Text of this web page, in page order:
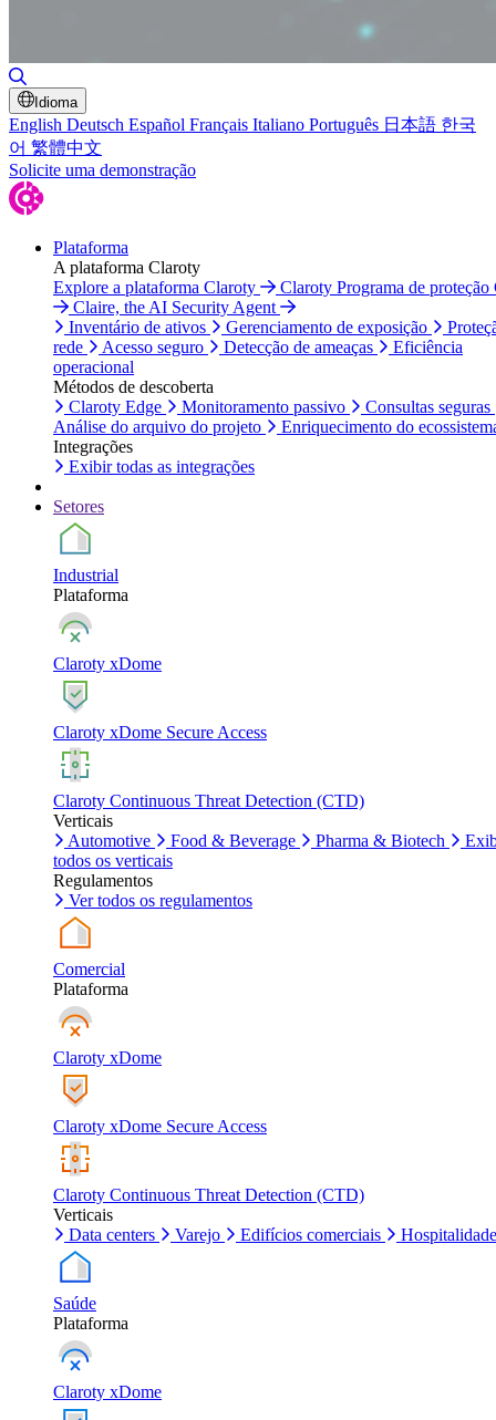
Idioma
English Deutsch Español Français Italiano Português 日本語 한국
어 繁體中文
Solicite uma demonstração
Plataforma
A plataforma Claroty
Explore a plataforma Claroty
Claroty Programa de proteção
Claire, the AI Security Agent
Inventário de ativos
Gerenciamento de exposição
rede
Acesso seguro Detecção de ameaças
Eficiência
operacional
Métodos de descoberta
Claroty Edge
Monitoramento passivo
Consultas seguras
Análise do arquivo do projeto
Enriquecimento do
Integrações
Exibir todas as integrações
Setores
Industrial
Plataforma
Claroty xDome
Claroty xDome Secure Access
Claroty Continuous Threat Detection (CTD)
Verticais
Automotive
Food & Beverage Pharma & Biotech
todos os verticais
Regulamentos
Ver todos os regulamentos
Comercial
Plataforma
Claroty xDome
Claroty xDome Secure Access
Claroty Continuous Threat Detection (CTD)
Verticais
Data centers
Varejo Edifícios comerciais Hospitalidade
Saúde
Plataforma
Claroty xDome